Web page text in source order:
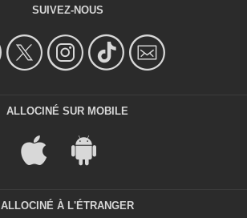
SUIVEZ-NOUS
ALLOCINÉ SUR MOBILE
ALLOCINÉ À L'ÉTRANGER